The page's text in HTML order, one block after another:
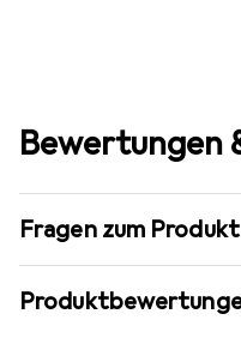
Bewertungen
Fragen zum Produkt